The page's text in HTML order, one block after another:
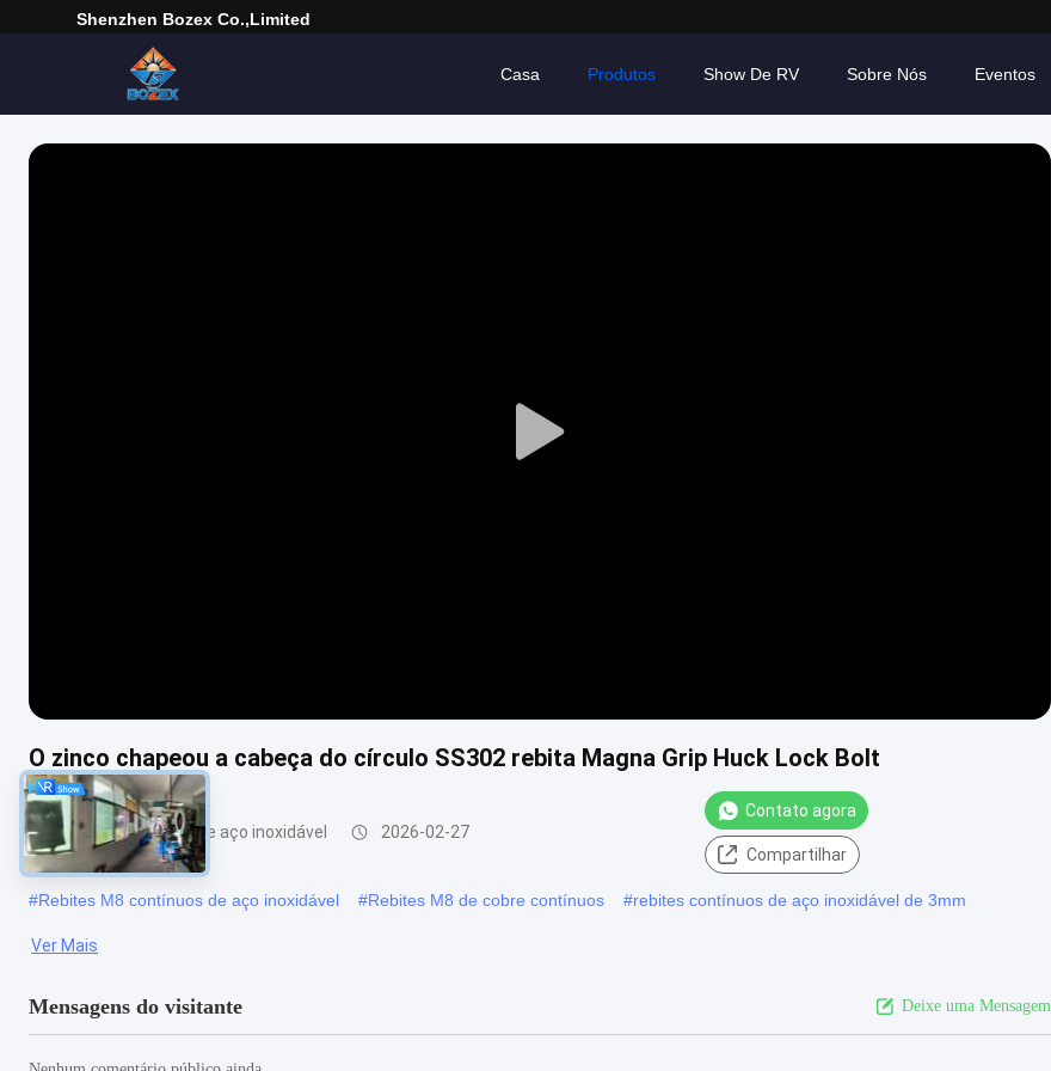
Shenzhen Bozex Co.,limited
Casa Produtos Show De RV Sobre Nós Eventos
Play
O zinco chapeou a cabeça do círculo SS302 rebita Magna Grip Huck Lock Bolt
Rebites contínuos de aço inoxidável 2026-02-27
Contato agora
Compartilhar
#Rebites M8 contínuos de aço inoxidável #Rebites M8 de cobre contínuos #rebites contínuos de aço inoxidável de 3mm
Ver Mais
Mensagens do visitante Deixe uma Mensagem